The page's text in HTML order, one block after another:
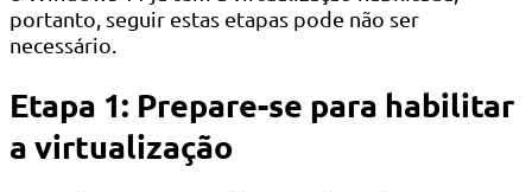
portanto, seguir estas etapas pode não ser
necessário.
Etapa 1: Prepare-se para habilitar
a virtualização